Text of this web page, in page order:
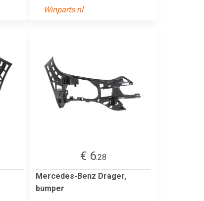
Winparts.nl
€ 6.28
Mercedes-Benz Drager,
bumper